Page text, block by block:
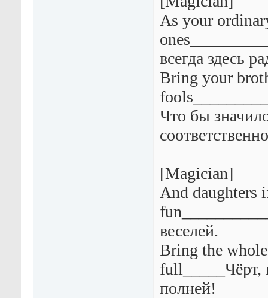
As your
всегда здесь
Bring your
Что бы
[Magician]
And daughters
веселей.
Bring the
full_____Чёрт,
полней!